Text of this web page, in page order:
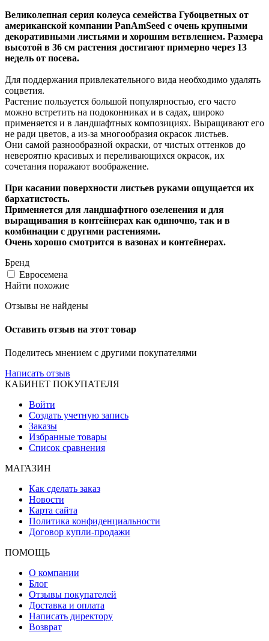
Великолепная серия колеуса семейства Губоцветных от
американской компании PanAmSeed c очень крупными
декоративными листьями и хорошим ветвлением. Размера
высотой в 36 см растения достигают примерно через 13
недель от посева.
Для поддержания привлекательного вида необходимо удалять
соцветия.
Растение пользуется большой популярностью, его часто
можно встретить на подоконниках и в садах, широко
применяется и в ландшафтных композициях. Выращивают его
не ради цветов, а из-за многообразия окрасок листьев.
Они самой разнообразной окраски, от чистых оттенков до
невероятно красивых и переливающихся окрасок, их
сочетания поражают воображение.
При касании поверхности листьев руками ощущается их
бархатистость.
Применяется для ландшафтного озеленения и для
выращивания в контейнерах как одиночно, так и в
комбинации с другими растениями.
Очень хорошо смотрится в вазонах и контейнерах.
Бренд
Евросемена
Найти похожие
Отзывы не найдены
Оставить отзыв на этот товар
Поделитесь мнением с другими покупателями
Написать отзыв
КАБИНЕТ ПОКУПАТЕЛЯ
Войти
Создать учетную запись
Заказы
Избранные товары
Список сравнения
МАГАЗИН
Как сделать заказ
Новости
Карта сайта
Политика конфиденциальности
Договор купли-продажи
ПОМОЩЬ
О компании
Блог
Отзывы покупателей
Доставка и оплата
Написать директору
Возврат